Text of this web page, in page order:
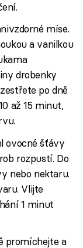
míse.
a vanilkou
drobenky
po dně
až 15 minut,
ovocné šťávy
rozpustí. Do
nebo nektaru.
Vlijte
1 minut
promíchejte a